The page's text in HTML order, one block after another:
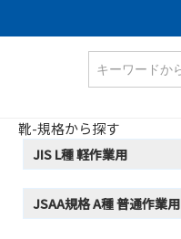
靴-規格から探す
JIS L種 軽作業用
JSAA規格 A種 普通作業用